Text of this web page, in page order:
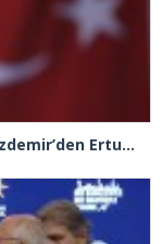
AK Parti İstanbul İl Başkanı Abdullah Özdemir’den Ertuğrul Özkök’e “Franco” tepkisi